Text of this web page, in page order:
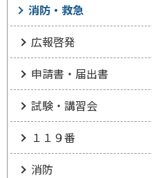
消防・救急
広報啓発
申請書・届出書
試験・講習会
１１９番
消防